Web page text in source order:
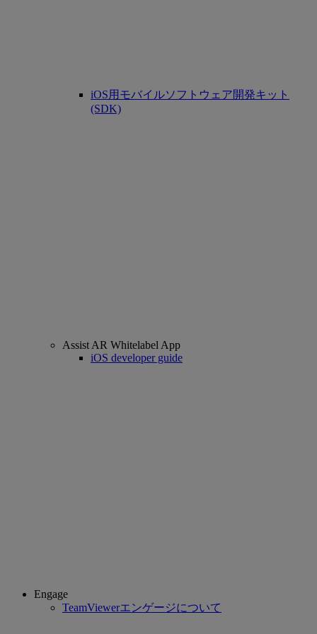
iOS用モバイルソフトウェア開発キット
(SDK)
Assist AR Whitelabel App
iOS developer guide
Engage
TeamViewerエンゲージについて